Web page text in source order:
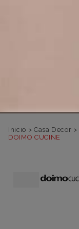
Inicio > Casa Decor >
DOIMO CUCINE